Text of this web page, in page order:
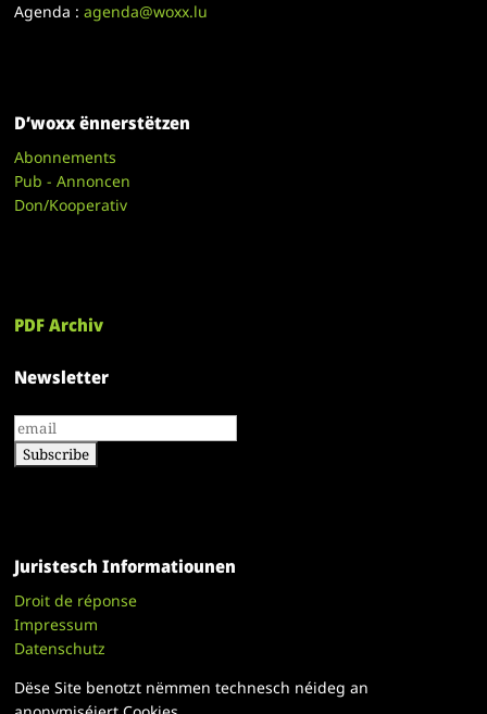
Agenda :agenda@woxx.lu
D’woxx ënnerstëtzen
Abonnements
Pub - Annoncen
Don/Kooperativ
PDF Archiv
Newsletter
Juristesch Informatiounen
Droit de réponse
Impressum
Datenschutz
Dëse Site benotzt nëmmen technesch néideg an